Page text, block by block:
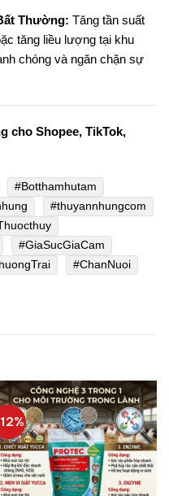
Thường: Tăng tần suất
tăng liều lượng tại khu
chóng và ngăn chặn sự
cho Shopee, TikTok,
#Botthamhutam
#thuyannhungcom
#GiaSucGiaCam
#ChanNuoi